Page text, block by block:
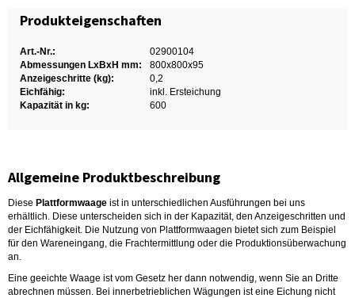
Produkteigenschaften
Art.-Nr.:
02900104
Abmessungen LxBxH mm:
800x800x95
Anzeigeschritte (kg):
0,2
Eichfähig:
inkl. Ersteichung
Kapazität in kg:
600
Allgemeine Produktbeschreibung
Diese Plattformwaage ist in unterschiedlichen Ausführungen bei uns
erhältlich. Diese unterscheiden sich in der Kapazität, den Anzeigeschritten und
der Eichfähigkeit. Die Nutzung von Plattformwaagen bietet sich zum Beispiel
für den Wareneingang, die Frachtermittlung oder die Produktionsüberwachung
an.
Eine geeichte Waage ist vom Gesetz her dann notwendig, wenn Sie an Dritte
abrechnen müssen. Bei innerbetrieblichen Wägungen ist eine Eichung nicht